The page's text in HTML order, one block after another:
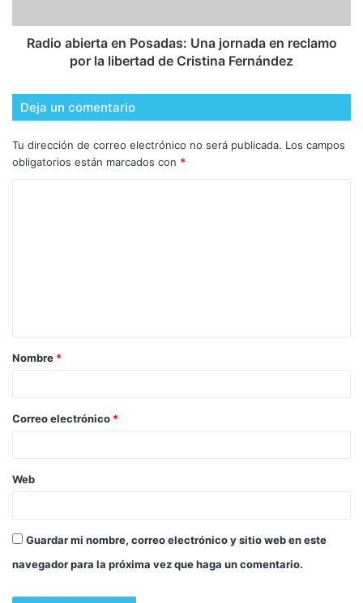
Radio abierta en Posadas: Una jornada en reclamo
por la libertad de Cristina Fernández
Deja un comentario
Tu dirección de correo electrónico no será publicada. Los campos
obligatorios están marcados con *
Nombre *
Correo electrónico *
Web
Guardar mi nombre, correo electrónico y sitio web en este
navegador para la próxima vez que haga un comentario.